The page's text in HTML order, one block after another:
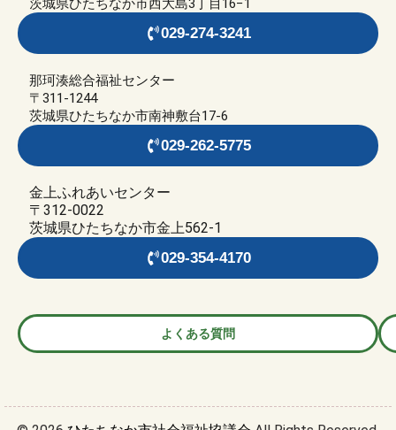
茨城県ひたちなか市西大島3丁目16−1
029-274-3241
那珂湊総合福祉センター
〒311-1244
茨城県ひたちなか市南神敷台17-6
029-262-5775
金上ふれあいセンター
〒312-0022
茨城県ひたちなか市金上562-1
029-354-4170
よくある質問